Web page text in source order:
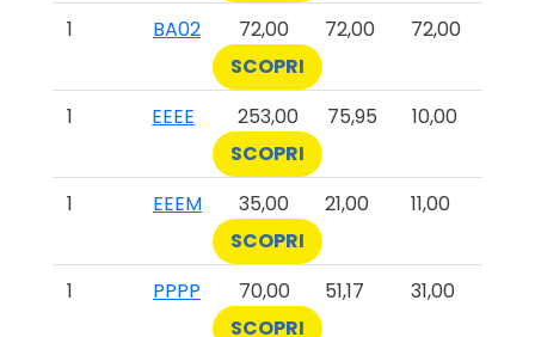
1
BA02 72,00 72,00
72,00
SCOPRI
1
EEEE 253,00 75,95
10,00
SCOPRI
1
EEEM 35,00 21,00
11,00
SCOPRI
1
PPPP 70,00 51,17
31,00
SCOPRI